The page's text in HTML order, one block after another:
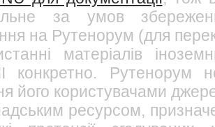
за умов
на Рутенорум (для
матеріалів
конкретно. Рутенорум
його користувачами
ресурсом,